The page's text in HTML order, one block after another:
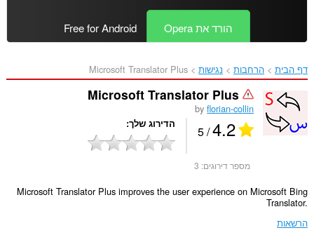
הורד את Opera Free for Android
דף הבית הרחבות נגישות Microsoft Translator Plus‎
Microsoft Translator Plus
byflorian-collin
4.2
/ 5 הדירוג שלך
מספר דירוגים: 3
Microsoft Translator Plus improves the user experience on Microsoft Bing
Translator.
הרשאות